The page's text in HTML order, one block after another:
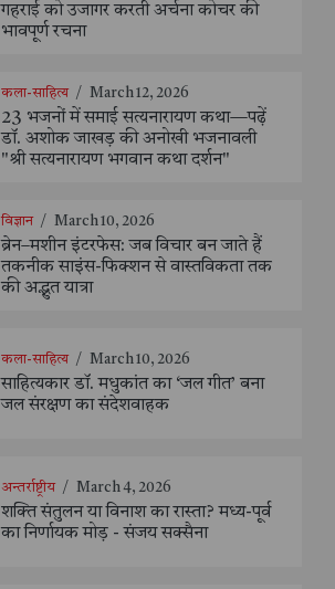
गहराई को उजागर करती अर्चना कोचर की
भावपूर्ण रचना
कला-साहित्य / March 12, 2026
23 भजनों में समाई सत्यनारायण कथा—पढ़ें
डॉ. अशोक जाखड़ की अनोखी भजनावली
"श्री सत्यनारायण भगवान कथा दर्शन"
विज्ञान / March 10, 2026
ब्रेन–मशीन इंटरफेस: जब विचार बन जाते हैं
तकनीक साइंस-फिक्शन से वास्तविकता तक
की अद्भुत यात्रा
कला-साहित्य / March 10, 2026
साहित्यकार डॉ. मधुकांत का ‘जल गीत’ बना
जल संरक्षण का संदेशवाहक
अन्तर्राष्ट्रीय / March 4, 2026
शक्ति संतुलन या विनाश का रास्ता? मध्य-पूर्व
का निर्णायक मोड़ - संजय सक्सैना